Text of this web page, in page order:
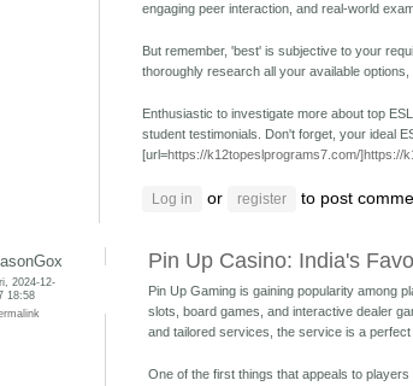
engaging peer interaction, and real-world
But remember, 'best' is subjective to your
thoroughly research all your available
Enthusiastic to investigate more about top
student testimonials. Don't forget, your ideal
[url=https://k12topeslprograms7.com/]https://
Log in or register to post
2024-12-
18:58
Pin Up Casino: India's
Pin Up Gaming is gaining popularity among
slots, board games, and interactive dealer
and tailored services, the service is a perfect
One of the first things that appeals to